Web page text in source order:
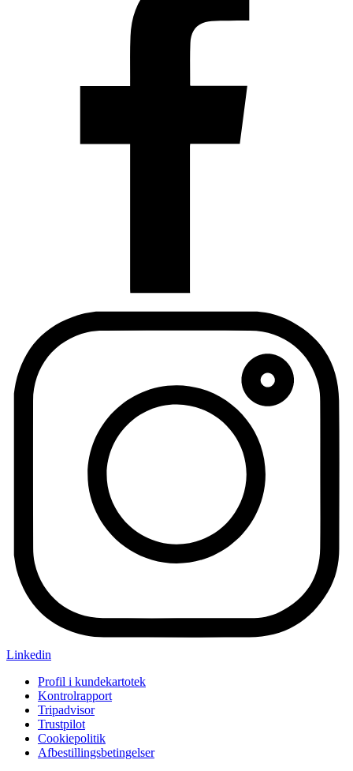
Linkedin
Profil i kundekartotek
Kontrolrapport
Tripadvisor
Trustpilot
Cookiepolitik
Afbestillingsbetingelser